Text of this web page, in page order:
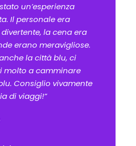
un’esperienza
Il personale era
la cena era
erano meravigliose.
la città blu, ci
molto a camminare
Consiglio vivamente
di viaggi!”